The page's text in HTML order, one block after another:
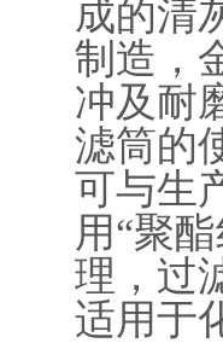
成的清
制造，
冲及耐
滤筒的
可与生
用“聚
理，过
适用于